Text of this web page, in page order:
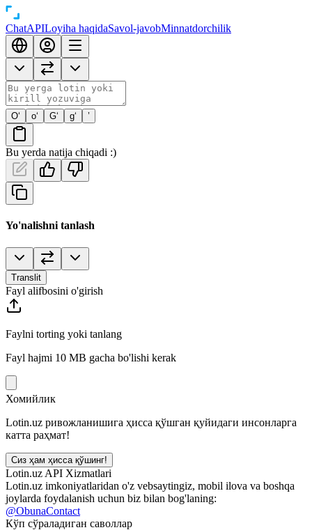
ChatAPILoyiha haqidaSavol-javobMinnatdorchilik
O‘ o‘ G‘ g‘ ’
Bu yerda natija chiqadi :)
Yo'nalishni tanlash
Translit
Fayl alifbosini o'girish
Faylni torting yoki tanlang
Fayl hajmi 10 MB gacha bo'lishi kerak
Хомийлик
Lotin.uz ривожланишига ҳисса қўшган қуйидаги инсонларга
катта раҳмат!
Сиз ҳам ҳисса қўшинг!
Lotin.uz API Xizmatlari
Lotin.uz imkoniyatlaridan o'z vebsaytingiz, mobil ilova va boshqa
joylarda foydalanish uchun biz bilan bog'laning:
@ObunaContact
Кўп сўраладиган саволлар